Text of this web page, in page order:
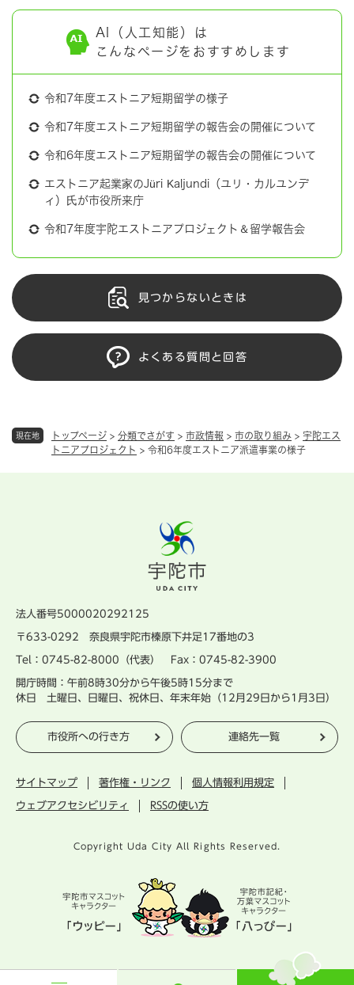
陀
現在地 トップページ > 分類でさがす > 市政情報 > 市の取り組み > 宇陀エス
トニアプロジェクト > 令和6年度エストニア派遣事業の様子
AI（人工知能）は
こんなページをおすすめします
令和7年度エストニア短期留学の様子
令和7年度エストニア短期留学の報告会の開催について
令和6年度エストニア短期留学の報告会の開催について
エストニア起業家のJüri Kaljundi（ユリ・カルユンデ
ィ）氏が市役所来庁
令和7年度宇陀エストニアプロジェクト＆留学報告会
見つからないときは
よくある質問と回答
法人番号5000020292125
〒633-0292 奈良県宇陀市榛原下井足17番地の3
Tel：0745-82-8000（代表） Fax：0745-82-3900
開庁時間：午前8時30分から午後5時15分まで
休日 土曜日、日曜日、祝休日、年末年始（12月29日から1月3日）
市役所への行き方 連絡先一覧
サイトマップ 著作権・リンク 個人情報利用規定
ウェブアクセシビリティ RSSの使い方
Copyright Uda City All Rights Reserved.